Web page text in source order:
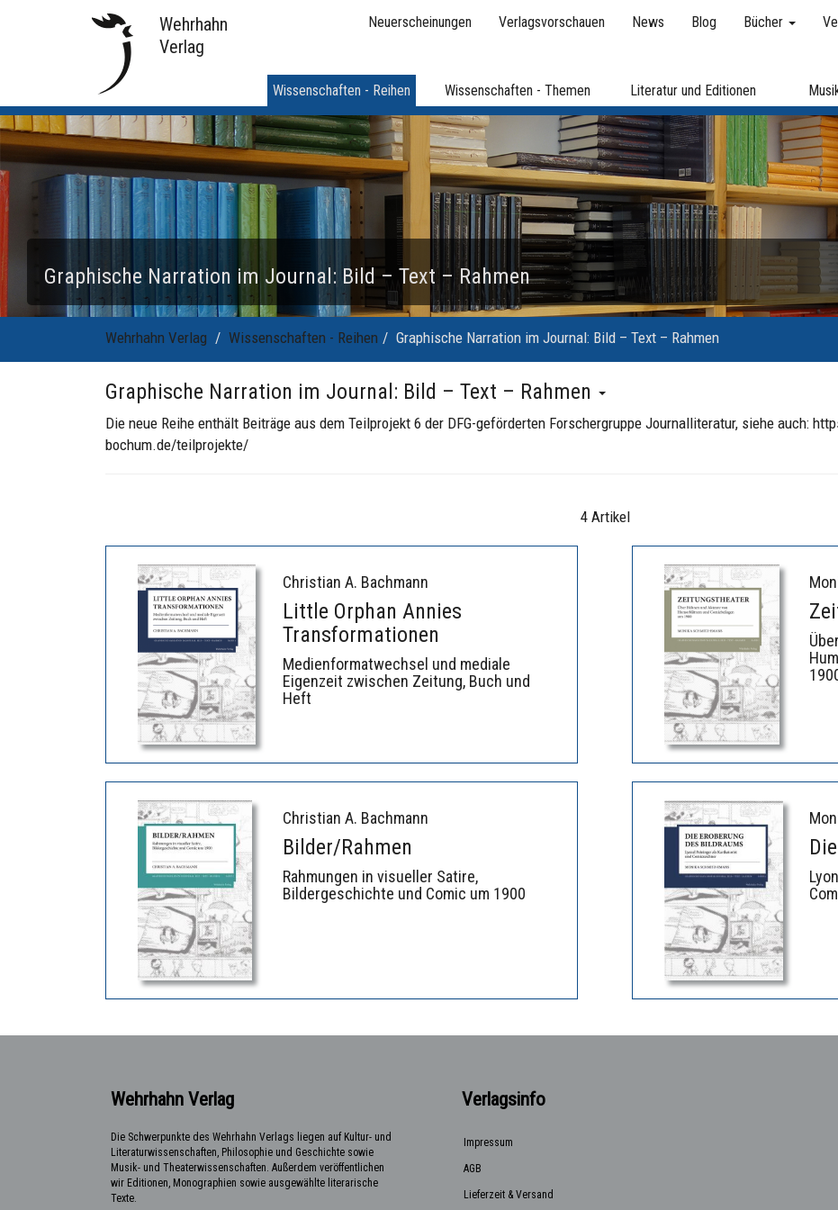
Wehrhahn
Verlag
Neuerscheinungen Verlagsvorschauen News Blog Bücher
Wissenschaften - Reihen Wissenschaften - Themen Literatur und Editionen
Graphische Narration im Journal: Bild – Text – Rahmen
Wehrhahn Verlag Wissenschaften - Reihen Graphische Narration im Journal: Bild – Text – Rahmen
Graphische Narration im Journal: Bild – Text – Rahmen
Die neue Reihe enthält Beiträge aus dem Teilprojekt 6 der DFG-geförderten Forschergruppe Journalliteratur, siehe auch:
bochum.de/teilprojekte/
4 Artikel
Christian A. Bachmann
Little Orphan Annies
Transformationen
Medienformatwechsel und mediale
Eigenzeit zwischen Zeitung, Buch und
Heft
Christian A. Bachmann
Bilder/Rahmen
Rahmungen in visueller Satire,
Bildergeschichte und Comic um 1900
Wehrhahn Verlag
Die Schwerpunkte des Wehrhahn Verlags liegen auf Kultur- und
Literaturwissenschaften, Philosophie und Geschichte sowie
Musik- und Theaterwissenschaften. Außerdem veröffentlichen
wir Editionen, Monographien sowie ausgewählte literarische
Texte.
Verlagsinfo
Impressum
AGB
Lieferzeit & Versand